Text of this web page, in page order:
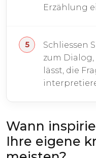
Erzählung
Schliessen
zum
lässt, die
Wann
Ihre eigene